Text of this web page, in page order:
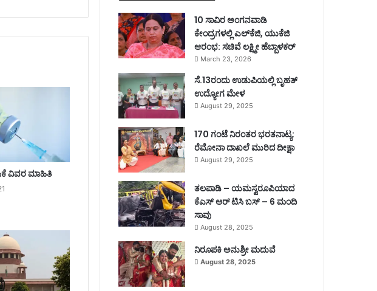
ವಿವರ ಮಾಹಿತಿ
10 ಸಾವಿರ ಅಂಗನವಾಡಿ
ಕೇಂದ್ರಗಳಲ್ಲಿ ಎಲ್‌ಕೆಜಿ, ಯುಕೆಜಿ
ಆರಂಭ: ಸಚಿವೆ ಲಕ್ಷ್ಮೀ ಹೆಬ್ಬಾಳಕರ್
March 23, 2026
ಸೆ.13ರಂದು ಉಡುಪಿಯಲ್ಲಿ ಬೃಹತ್
ಉದ್ಯೋಗ ಮೇಳ
August 29, 2025
170 ಗಂಟೆ ನಿರಂತರ ಭರತನಾಟ್ಯ:
ರೆಮೋನಾ ದಾಖಲೆ ಮುರಿದ ದೀಕ್ಷಾ
August 29, 2025
ತಲಪಾಡಿ – ಯಮಸ್ವರೂಪಿಯಾದ
ಕೆಎಸ್ ಆರ್ ಟಿಸಿ ಬಸ್ – 6 ಮಂದಿ
ಸಾವು
August 28, 2025
ನಿರೂಪಕಿ ಅನುಶ್ರೀ ಮದುವೆ
August 28, 2025